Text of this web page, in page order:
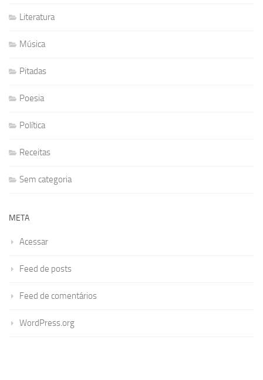
Literatura
Música
Pitadas
Poesia
Política
Receitas
Sem categoria
META
Acessar
Feed de posts
Feed de comentários
WordPress.org